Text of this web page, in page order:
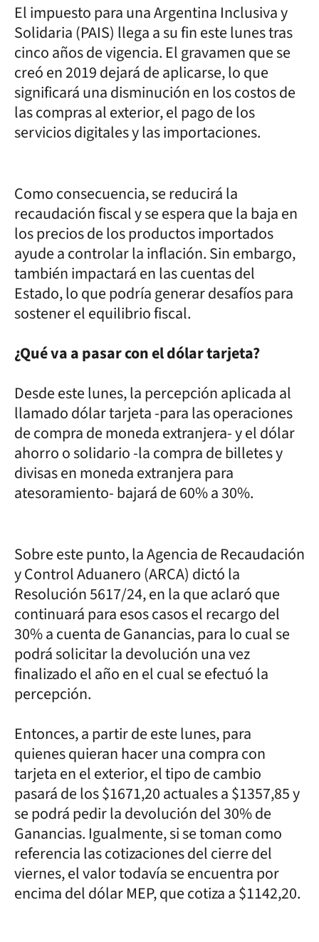
El impuesto para una Argentina Inclusiva y
Solidaria (PAIS) llega a su fin este lunes tras
cinco años de vigencia. El gravamen que se
creó en 2019 dejará de aplicarse, lo que
significará una disminución en los costos de
las compras al exterior, el pago de los
servicios digitales y las importaciones.
Como consecuencia, se reducirá la
recaudación fiscal y se espera que la baja en
los precios de los productos importados
ayude a controlar la inflación. Sin embargo,
también impactará en las cuentas del
Estado, lo que podría generar desafíos para
sostener el equilibrio fiscal.
¿Qué va a pasar con el dólar tarjeta?
Desde este lunes, la percepción aplicada al
llamado dólar tarjeta -para las operaciones
de compra de moneda extranjera- y el dólar
ahorro o solidario -la compra de billetes y
divisas en moneda extranjera para
atesoramiento- bajará de 60% a 30%.
Sobre este punto, la Agencia de Recaudación
y Control Aduanero (ARCA) dictó la
Resolución 5617/24, en la que aclaró que
continuará para esos casos el recargo del
30% a cuenta de Ganancias, para lo cual se
podrá solicitar la devolución una vez
finalizado el año en el cual se efectuó la
percepción.
Entonces, a partir de este lunes, para
quienes quieran hacer una compra con
tarjeta en el exterior, el tipo de cambio
pasará de los $1671,20 actuales a $1357,85 y
se podrá pedir la devolución del 30% de
Ganancias. Igualmente, si se toman como
referencia las cotizaciones del cierre del
viernes, el valor todavía se encuentra por
encima del dólar MEP, que cotiza a $1142,20.